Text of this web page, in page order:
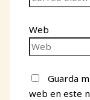
Web
Guarda
web en este